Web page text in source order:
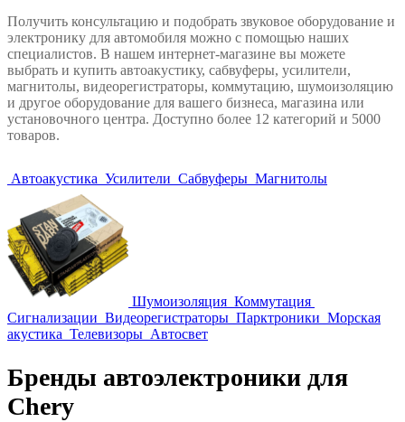
Получить консультацию и подобрать звуковое оборудование и
электронику для автомобиля можно с помощью наших
специалистов. В нашем интернет-магазине вы можете
выбрать и купить автоакустику, сабвуферы, усилители,
магнитолы, видеорегистраторы, коммутацию, шумоизоляцию
и другое оборудование для вашего бизнеса, магазина или
установочного центра. Доступно более 12 категорий и 5000
товаров.
Автоакустика Усилители Сабвуферы Магнитолы
Шумоизоляция Коммутация
Сигнализации Видеорегистраторы Парктроники Морская
акустика Телевизоры Автосвет
Бренды автоэлектроники для
Chery